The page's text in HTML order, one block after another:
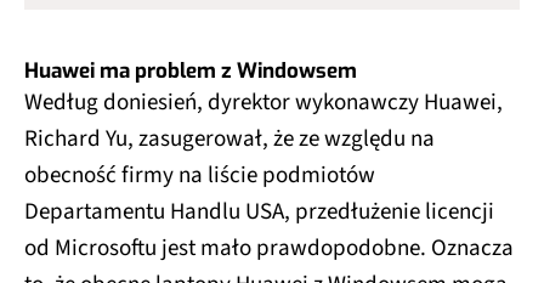
Huawei ma problem z Windowsem
Według doniesień, dyrektor wykonawczy Huawei,
Richard Yu, zasugerował, że ze względu na
obecność firmy na liście podmiotów
Departamentu Handlu USA, przedłużenie licencji
od Microsoftu jest mało prawdopodobne. Oznacza